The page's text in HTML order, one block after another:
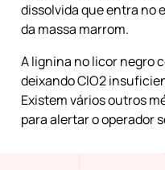
dissolvida que entra no
da massa marrom.
A lignina no licor negro
deixando ClO2
Existem vários outros
para alertar o operador